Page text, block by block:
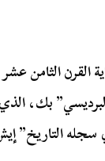
الثامن عشر
بك،
التاريخ”